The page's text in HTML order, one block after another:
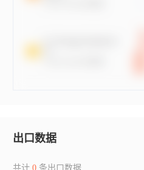
出口数据
共计 0条出口数据